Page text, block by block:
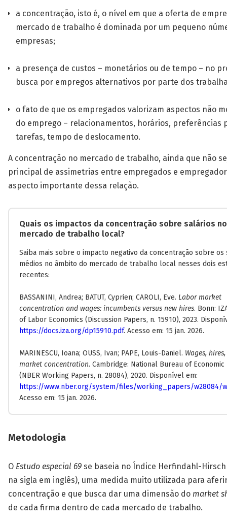
a concentração, isto é, o nível em que a oferta de
mercado de trabalho é dominada por um pequeno
empresas;
a presença de custos – monetários ou de tempo – no
busca por empregos alternativos por parte dos
o fato de que os empregados valorizam aspectos não
do emprego – relacionamentos, horários, preferências
tarefas, tempo de deslocamento.
A concentração no mercado de trabalho, ainda que não
principal de assimetrias entre empregados e
aspecto importante dessa relação.
Quais os impactos da concentração sobre salários no
mercado de trabalho local?
Saiba mais sobre o impacto negativo da concentração sobre os
médios no âmbito do mercado de trabalho local nesses dois
recentes:
BASSANINI, Andrea; BATUT, Cyprien; CAROLI, Eve. Labor market
concentration and wages: incumbents versus new hires. Bonn:
of Labor Economics (Discussion Papers, n. 15910), 2023.
https://docs.iza.org/dp15910.pdf. Acesso em: 15 jan. 2026.
MARINESCU, Ioana; OUSS, Ivan; PAPE, Louis-Daniel. Wages,
market concentration. Cambridge: National Bureau of Economic
(NBER Working Papers, n. 28084), 2020. Disponível em:
https://www.nber.org/system/files/working_papers/w28084/
Acesso em: 15 jan. 2026.
Metodologia
O Estudo especial 69 se baseia no Índice Herfindahl-
na sigla em inglês), uma medida muito utilizada para
concentração e que busca dar uma dimensão do market
de cada firma dentro de cada mercado de trabalho.